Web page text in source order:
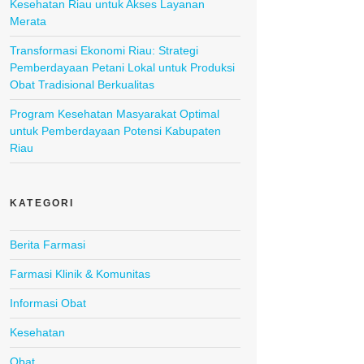
Kesehatan Riau untuk Akses Layanan
Merata
Transformasi Ekonomi Riau: Strategi
Pemberdayaan Petani Lokal untuk Produksi
Obat Tradisional Berkualitas
Program Kesehatan Masyarakat Optimal
untuk Pemberdayaan Potensi Kabupaten
Riau
KATEGORI
Berita Farmasi
Farmasi Klinik & Komunitas
Informasi Obat
Kesehatan